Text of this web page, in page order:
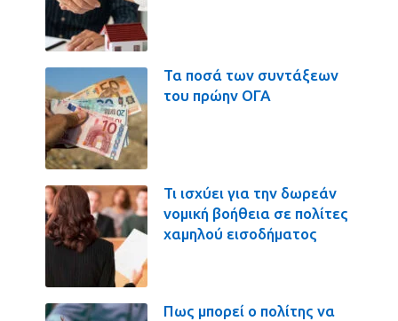
Τα ποσά των συντάξεων
του πρώην ΟΓΑ
Τι ισχύει για την δωρεάν
νομική βοήθεια σε πολίτες
χαμηλού εισοδήματος
Πως μπορεί ο πολίτης να